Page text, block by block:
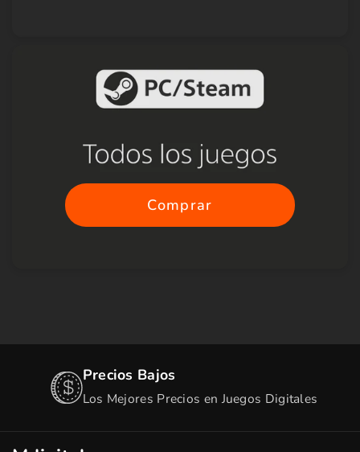
Comprar
Precios Bajos
Los Mejores Precios en Juegos Digitales